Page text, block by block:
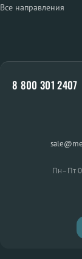
Все направления
8 800 301 2407
Пн–Пт